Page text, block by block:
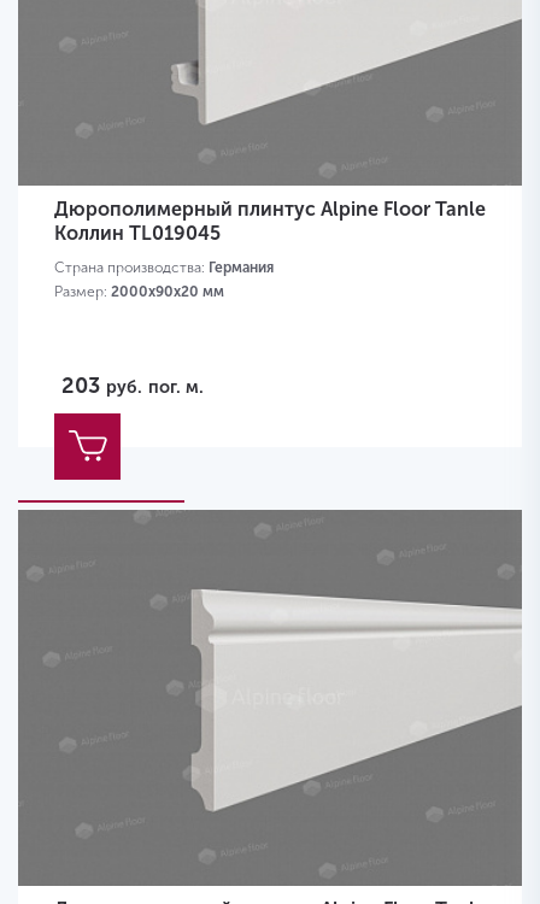
Дюрополимерный плинтус Alpine Floor Tanle
Коллин TL019045
Страна производства: Германия
Размер: 2000х90x20 мм
203 руб. пог. м.